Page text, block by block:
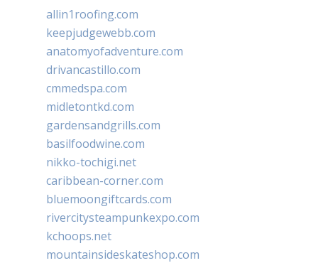
allin1roofing.com
keepjudgewebb.com
anatomyofadventure.com
drivancastillo.com
cmmedspa.com
midletontkd.com
gardensandgrills.com
basilfoodwine.com
nikko-tochigi.net
caribbean-corner.com
bluemoongiftcards.com
rivercitysteampunkexpo.com
kchoops.net
mountainsideskateshop.com